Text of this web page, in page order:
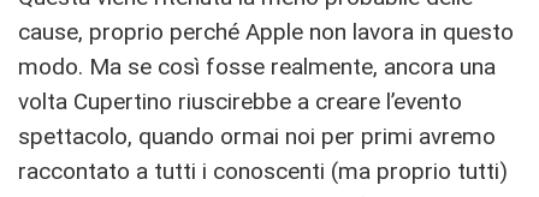
cause, proprio perché Apple non lavora in questo
modo. Ma se così fosse realmente, ancora una
volta Cupertino riuscirebbe a creare l’evento
spettacolo, quando ormai noi per primi avremo
raccontato a tutti i conoscenti (ma proprio tutti)